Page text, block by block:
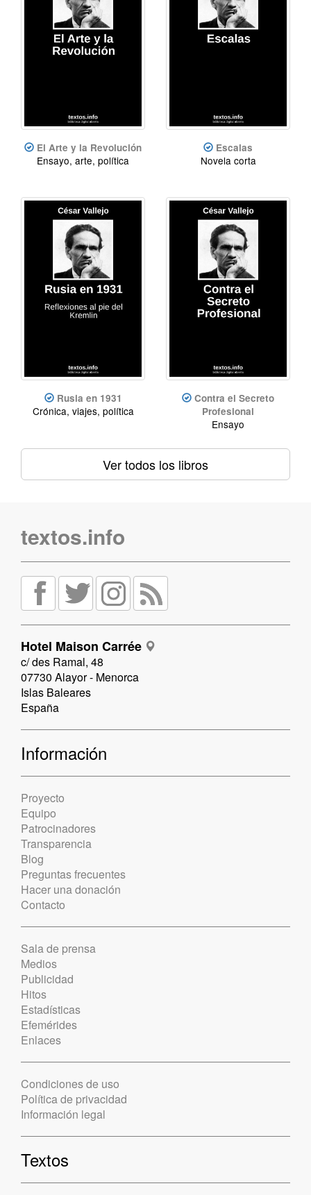
El Arte y la Revolución
Ensayo, arte, política
Escalas
Novela corta
Rusia en 1931
Crónica, viajes, política
Contra el Secreto
Profesional
Ensayo
Ver todos los libros
textos.info
Hotel Maison Carrée
c/ des Ramal, 48
07730 Alayor - Menorca
Islas Baleares
España
Información
Proyecto
Equipo
Patrocinadores
Transparencia
Blog
Preguntas frecuentes
Hacer una donación
Contacto
Sala de prensa
Medios
Publicidad
Hitos
Estadísticas
Efemérides
Enlaces
Condiciones de uso
Política de privacidad
Información legal
Textos